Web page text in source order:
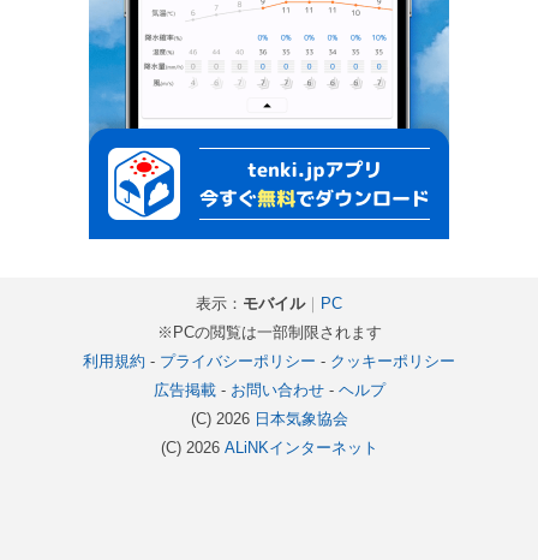
表示： モバイル｜
PC
※PCの閲覧は一部制限されます
利用規約 - プライバシーポリシー - クッキーポリシー
広告掲載- お問い合わせ- ヘルプ
(C) 2026 日本気象協会
(C) 2026 ALiNKインターネット